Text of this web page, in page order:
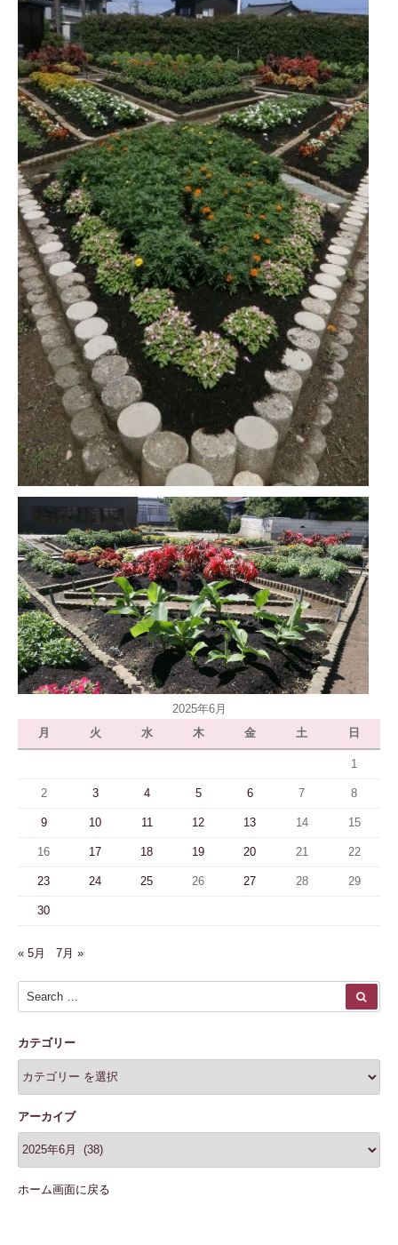
2025年6月
月
火 水 木 金 土 日
1
2 3 4 5 6 7 8
9 10 11 12 13 14 15
16 17 18 19 20 21 22
23 24 25 26 27 28 29
30
« 5月 7月 »
Search for:
カテゴリー
アーカイブ
ホーム画面に戻る